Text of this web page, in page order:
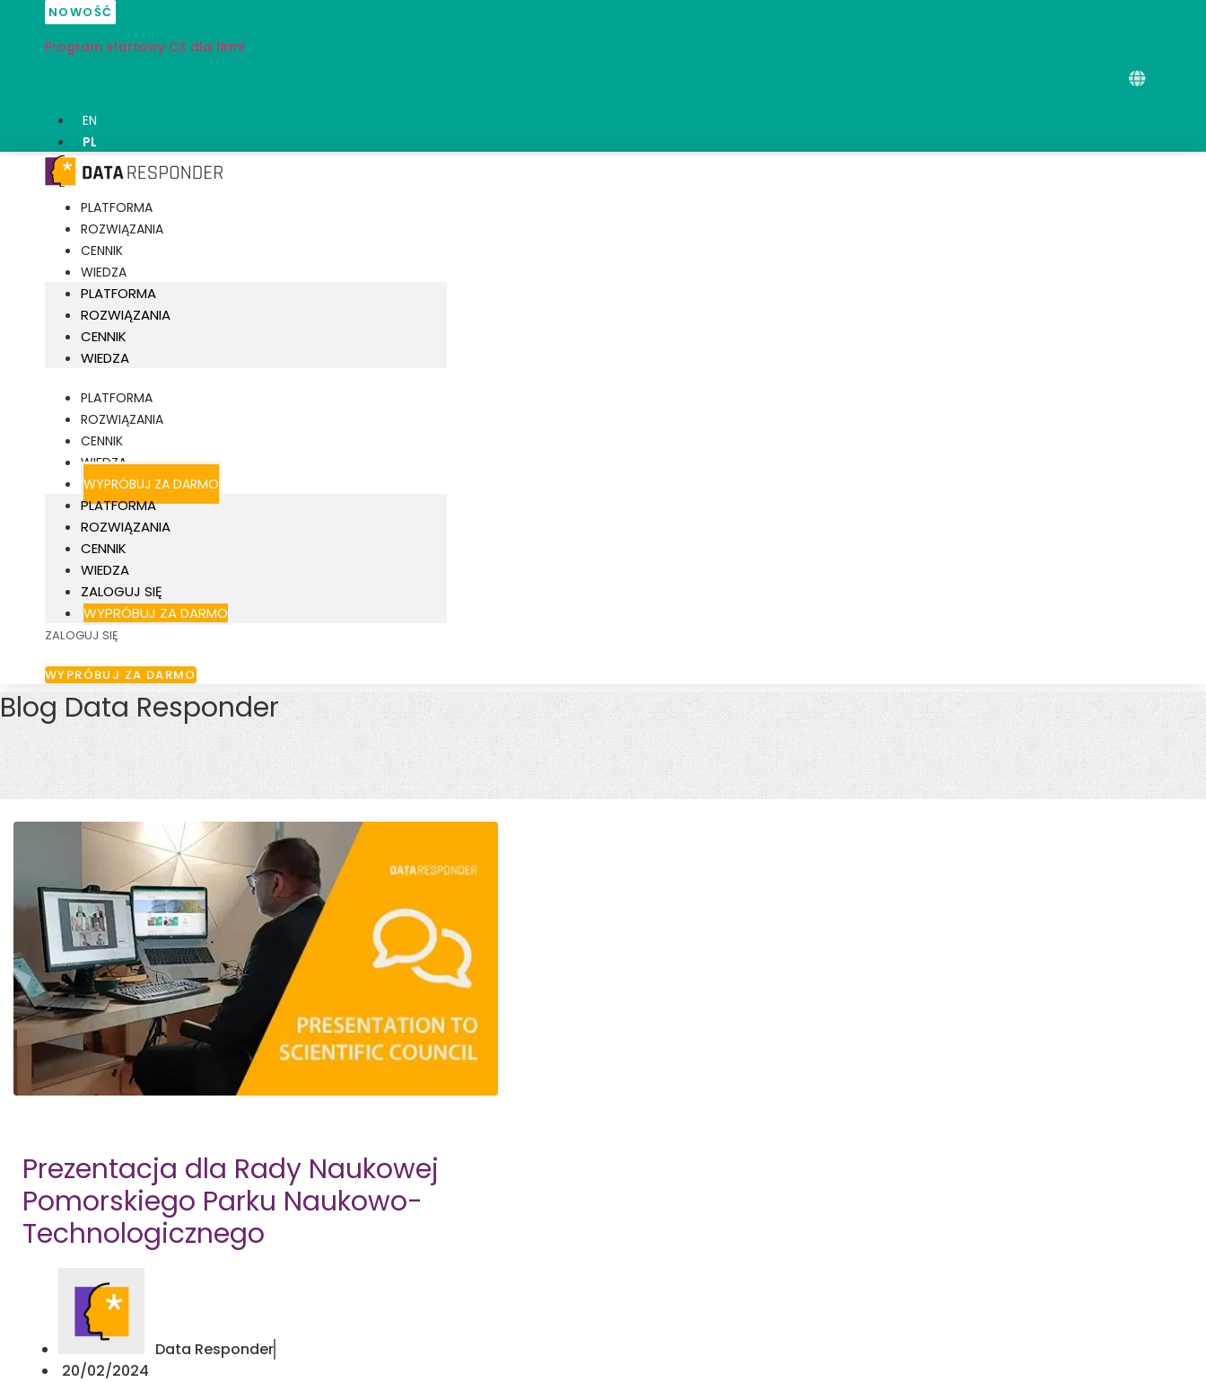
PrzejdźNOWOŚĆ
Program startowy CX dla firm!
EN
PL
PLATFORMA
ROZWIĄZANIA
CENNIK
WIEDZA
PLATFORMA
ROZWIĄZANIA
CENNIK
WIEDZA
PLATFORMA
ROZWIĄZANIA
CENNIK
WIEDZA
WYPRÓBUJ ZA DARMO
PLATFORMA
ROZWIĄZANIA
CENNIK
WIEDZA
ZALOGUJ SIĘ
WYPRÓBUJ ZA DARMO
ZALOGUJ SIĘ
WYPRÓBUJ ZA DARMO
Blog Data Responder
Prezentacja dla Rady Naukowej
Pomorskiego Parku Naukowo-
Technologicznego
Data Responder
20/02/2024